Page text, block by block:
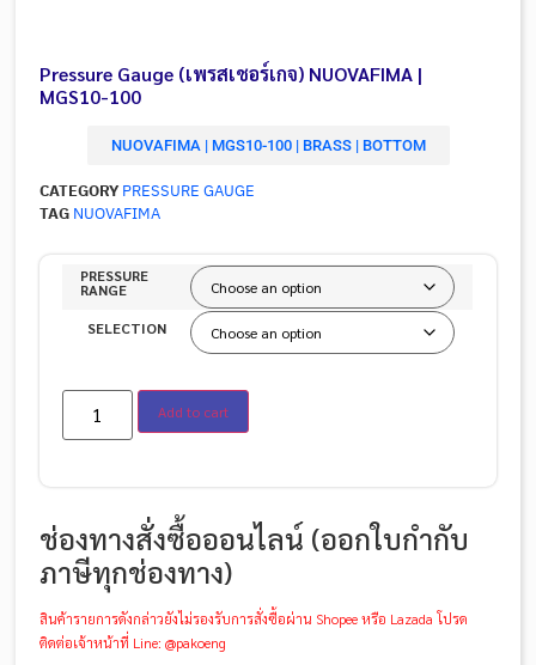
Pressure Gauge (เพรสเชอร์เกจ) NUOVAFIMA |
MGS10-100
NUOVAFIMA | MGS10-100 | BRASS | BOTTOM
CATEGORYPRESSURE GAUGE
TAGNUOVAFIMA
PRESSURE
RANGE
SELECTION
Add to cart
ช่องทางสั่งซื้อออนไลน์ (ออกใบกำกับ
ภาษีทุกช่องทาง)
สินค้ารายการดังกล่าวยังไม่รองรับการสั่งซื้อผ่าน Shopee หรือ Lazada โปรด
ติดต่อเจ้าหน้าที่ Line: @pakoeng